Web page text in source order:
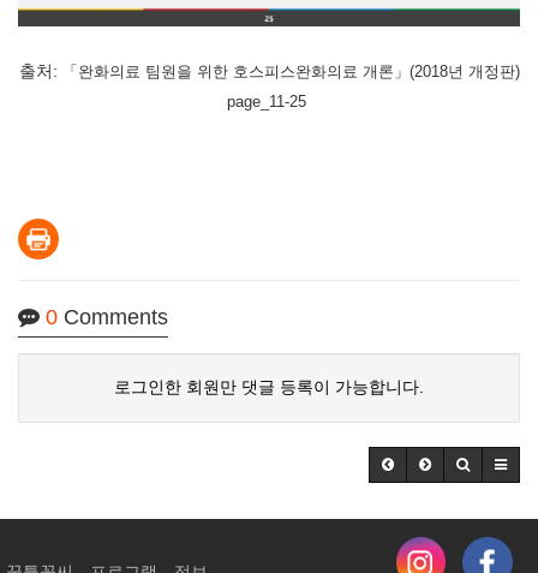
출처:
「완화의료 팀원을 위한 호스피스완화의료 개론」(2018년 개정판)
page_11-25
0 Comments
로그인한 회원만 댓글 등록이 가능합니다.